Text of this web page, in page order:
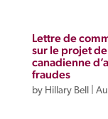
Lettre de
sur le projet
canadienne
fraudes
by Hillary Bell|